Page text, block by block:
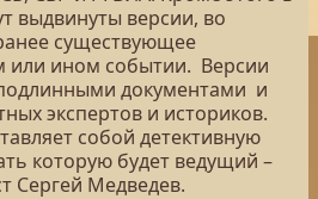
выдвинуты версии, во
существующее
или ином событии. Версии
документами и
экспертов и историков.
собой детективную
которую будет ведущий –
Сергей Медведев.